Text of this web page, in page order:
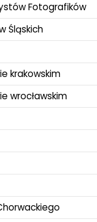
Fotografików
Śląskich
krakowskim
wrocławskim